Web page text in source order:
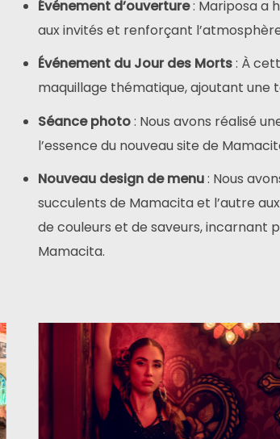
Événement d’ouverture: Mariposa a
aux invités et renforçant
Événement du Jour des Morts: À
maquillage thématique, ajoutant une
Séance photo: Nous avons réalisé
l’essence du nouveau site de
Nouveau design de menu: Nous
succulents de Mamacita et l’autre
de couleurs et de saveurs, incarnant
Mamacita.